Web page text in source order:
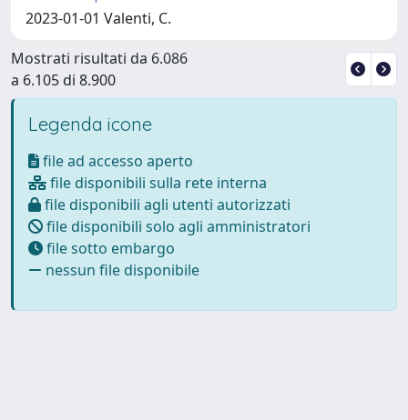
2023-01-01 Valenti, C.
Mostrati risultati da 6.086
a 6.105 di 8.900
Legenda icone
file ad accesso aperto
file disponibili sulla rete interna
file disponibili agli utenti autorizzati
file disponibili solo agli amministratori
file sotto embargo
nessun file disponibile